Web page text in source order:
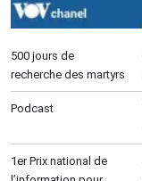
500 jours de
recherche des martyrs
Podcast
1er Prix national de